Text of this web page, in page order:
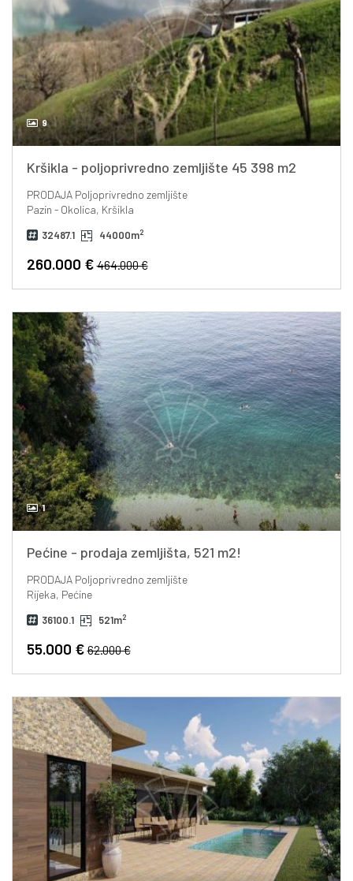
9
Kršikla - poljoprivredno zemljište 45 398 m2
PRODAJAPoljoprivredno zemljište
Pazin - Okolica, Kršikla
32487.1 44000m2
260.000 €464.000 €
1
Pećine - prodaja zemljišta, 521 m2!
PRODAJAPoljoprivredno zemljište
Rijeka, Pećine
36100.1 521m2
55.000 €62.000 €